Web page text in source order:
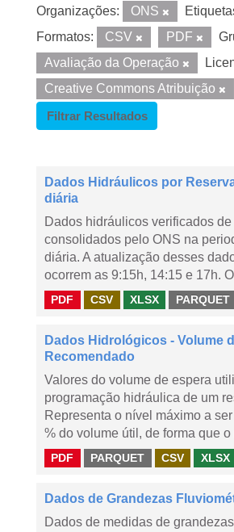
Organizações: ONS
Formatos:
CSV PDF
Avaliação da Operação
Creative Commons Atribuição
Filtrar Resultados
Dados Hidráulicos por
diária
Dados hidráulicos verificados
consolidados pelo ONS na
diária. A atualização desses
ocorrem as 9:15h, 14:15 e 17h.
PDF CSV XLSX PARQUET
Dados Hidrológicos - Volume
Recomendado
Valores do volume de espera
programação hidráulica de um
Representa o nível máximo a
% do volume útil, de forma que o
PDF PARQUET CSV XLSX
Dados de Grandezas
Dados de medidas de